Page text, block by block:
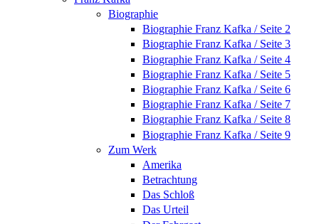
Biographie
Biographie Franz Kafka / Seite 2
Biographie Franz Kafka / Seite 3
Biographie Franz Kafka / Seite 4
Biographie Franz Kafka / Seite 5
Biographie Franz Kafka / Seite 6
Biographie Franz Kafka / Seite 7
Biographie Franz Kafka / Seite 8
Biographie Franz Kafka / Seite 9
Zum Werk
Amerika
Betrachtung
Das Schloß
Das Urteil